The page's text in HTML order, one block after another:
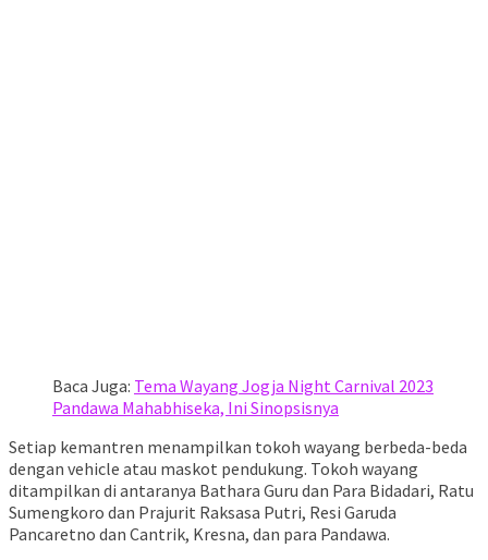
Baca Juga: Tema Wayang Jogja Night Carnival 2023
Pandawa Mahabhiseka, Ini Sinopsisnya
Setiap kemantren menampilkan tokoh wayang berbeda-beda
dengan vehicle atau maskot pendukung. Tokoh wayang
ditampilkan di antaranya Bathara Guru dan Para Bidadari, Ratu
Sumengkoro dan Prajurit Raksasa Putri, Resi Garuda
Pancaretno dan Cantrik, Kresna, dan para Pandawa.